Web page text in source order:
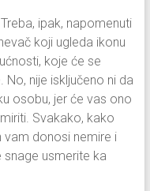
ipak, napomenuti
koji ugleda ikonu
koje će se
nije isključeno ni da
osobu, jer će vas ono
Svakako, kako
vam donosi nemire i
usmerite ka